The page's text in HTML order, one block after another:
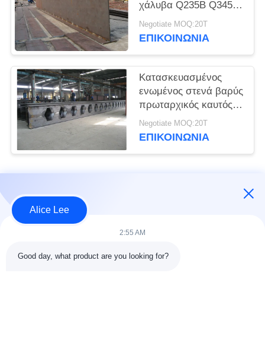
χάλυβα Q235B Q345B
Sa2.5
Negotiate MOQ:20T
ΕΠΙΚΟΙΝΩΝΙΑ
Κατασκευασμένος
ενωμένος στενά βαρύς
πρωταρχικός καυτός
δομικών υλικών
δομικού χάλυβα -
Negotiate MOQ:20T
ΕΠΙΚΟΙΝΩΝΙΑ
Όλα
κατασκευή δομών
Alice Lee
2:55 AM
Good day, what product are you looking for?